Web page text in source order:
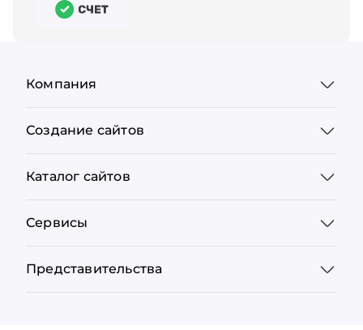
Компания
Создание сайтов
Каталог сайтов
Сервисы
Представительства